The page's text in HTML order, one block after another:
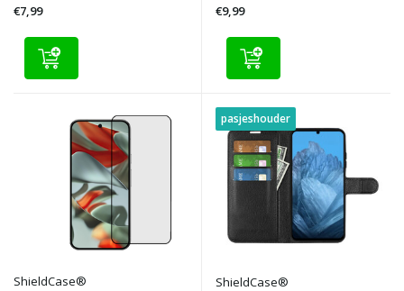
€7,99 €9,99
ShieldCase®
pasjeshouder
ShieldCase®